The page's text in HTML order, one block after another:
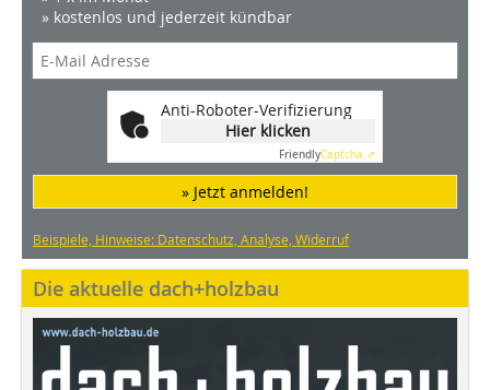
» kostenlos und jederzeit kündbar
Anti-Roboter-Verifizierung
Hier klicken
FriendlyCaptcha ⇗
» Jetzt anmelden!
Beispiele, Hinweise: Datenschutz, Analyse, Widerruf
Die aktuelle dach+holzbau